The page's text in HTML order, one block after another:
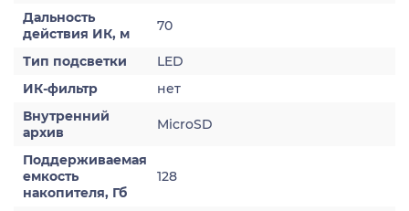
Дальность
действия ИК, м
70
Тип подсветки
LED
ИК-фильтр
нет
Внутренний
архив
MicroSD
Поддерживаемая
емкость
накопителя, Гб
128